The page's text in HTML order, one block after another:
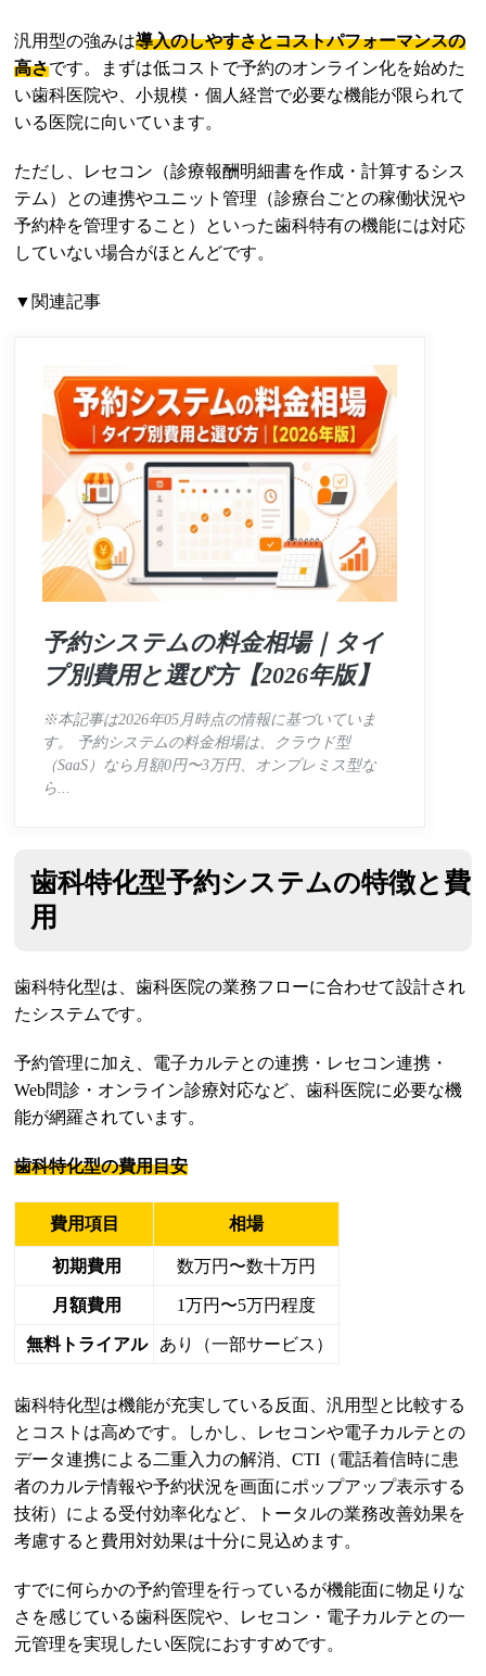
汎用型の強みは導入のしやすさとコストパフォーマンスの
高さです。まずは低コストで予約のオンライン化を始めた
い歯科医院や、小規模・個人経営で必要な機能が限られて
いる医院に向いています。
ただし、レセコン（診療報酬明細書を作成・計算するシス
テム）との連携やユニット管理（診療台ごとの稼働状況や
予約枠を管理すること）といった歯科特有の機能には対応
していない場合がほとんどです。
▼関連記事
予約システムの料金相場｜タイ
プ別費用と選び方【2026年版】
※本記事は2026年05月時点の情報に基づいていま
す。 予約システムの料金相場は、クラウド型
（SaaS）なら月額0円〜3万円、オンプレミス型な
ら...
歯科特化型予約システムの特徴と費
用
歯科特化型は、歯科医院の業務フローに合わせて設計され
たシステムです。
予約管理に加え、電子カルテとの連携・レセコン連携・
Web問診・オンライン診療対応など、歯科医院に必要な機
能が網羅されています。
歯科特化型の費用目安
費用項目 相場
初期費用 数万円〜数十万円
月額費用 1万円〜5万円程度
無料トライアル あり（一部サービス）
歯科特化型は機能が充実している反面、汎用型と比較する
とコストは高めです。しかし、レセコンや電子カルテとの
データ連携による二重入力の解消、CTI（電話着信時に患
者のカルテ情報や予約状況を画面にポップアップ表示する
技術）による受付効率化など、トータルの業務改善効果を
考慮すると費用対効果は十分に見込めます。
すでに何らかの予約管理を行っているが機能面に物足りな
さを感じている歯科医院や、レセコン・電子カルテとの一
元管理を実現したい医院におすすめです。